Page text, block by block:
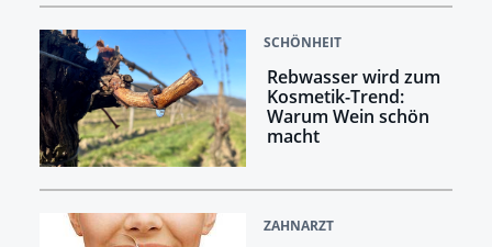
SCHÖNHEIT
Rebwasser wird zum
Kosmetik-Trend:
Warum Wein schön
macht
ZAHNARZT